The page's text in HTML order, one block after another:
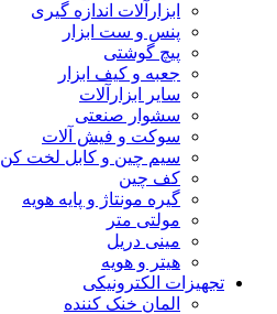
ابزارآلات اندازه گیری
پنس و ست ابزار
پیچ گوشتی
جعبه و کیف ابزار
سایر ابزارآلات
سشوار صنعتی
سوکت و فیش آلات
سیم چین و کابل لخت کن
کف چین
گیره مونتاژ و پایه هویه
مولتی متر
مینی دریل
هیتر و هویه
تجهیزات الکترونیکی
المان خنک کننده